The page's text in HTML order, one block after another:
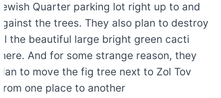
Quarter parking lot right up to and
the trees. They also plan to destroy
the beautiful large bright green cacti
And for some strange reason, they
to move the fig tree next to Zol Tov
one place to another.